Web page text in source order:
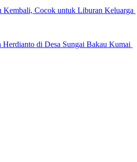
Cocok untuk Liburan Keluarga
di Desa Sungai Bakau Kumai